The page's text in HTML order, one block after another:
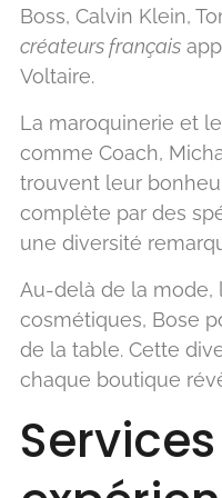
Boss, Calvin Klein,
créateurs français
Voltaire.
La maroquinerie et
comme Coach,
trouvent leur
complète par des
une diversité
Au-delà de la mode,
cosmétiques, Bose
de la table. Cette
chaque boutique